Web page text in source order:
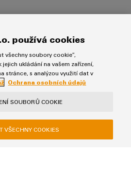
ODESLAT
používá cookies
všechny soubory cookie“,
ukládání na vašem zařízení,
stránce, s analýzou využití dat v
Ochrana osobních údajů
SOUBORŮ COOKIE
VŠECHNY COOKIES